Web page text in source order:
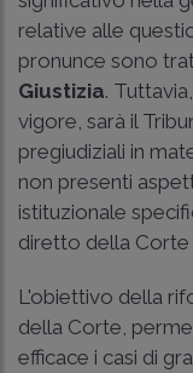
relative alle
pronunce sono
Giustizia.
vigore, sarà il
pregiudiziali in
non presenti
istituzionale
diretto della Corte
L'obiettivo della
della Corte,
efficace i casi di